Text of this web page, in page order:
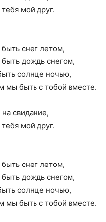
мой друг.
снег летом,
дождь снегом,
солнце ночью,
мы быть с тобой вместе.
свидание,
мой друг.
снег летом,
дождь снегом,
солнце ночью,
мы быть с тобой вместе.